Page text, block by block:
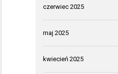
czerwiec 2025
maj 2025
kwiecień 2025